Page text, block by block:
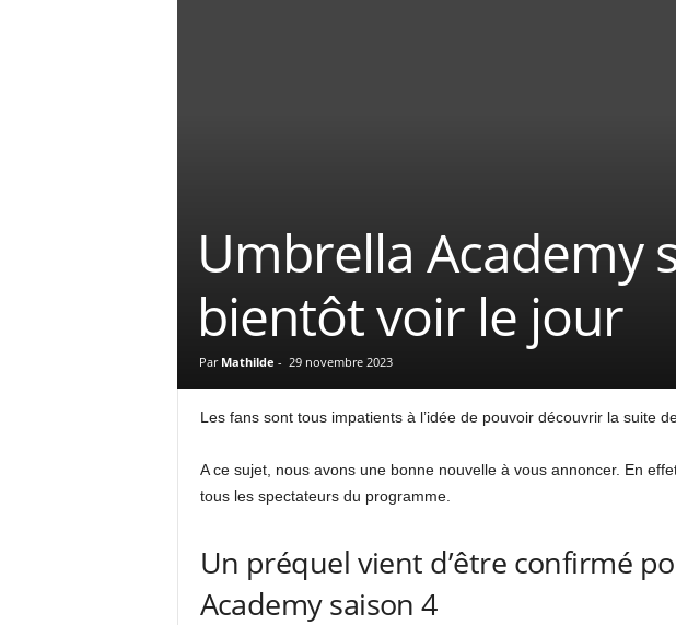
Umbrella Academy
bientôt voir le jour
Par Mathilde - 29 novembre 2023
Les fans sont tous impatients à l’idée de pouvoir découvrir la suite
A ce sujet, nous avons une bonne nouvelle à vous annoncer. En
tous les spectateurs du programme.
Un préquel vient d’être confirmé
Academy saison 4